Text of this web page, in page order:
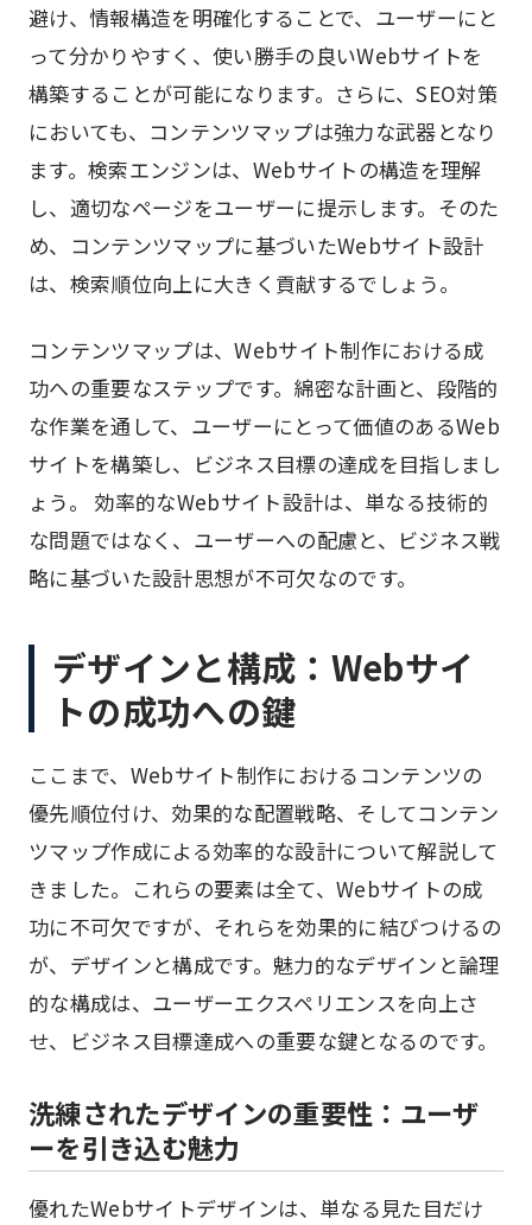
避け、情報構造を明確化することで、ユーザーにと
って分かりやすく、使い勝手の良いWebサイトを
構築することが可能になります。さらに、SEO対策
においても、コンテンツマップは強力な武器となり
ます。検索エンジンは、Webサイトの構造を理解
し、適切なページをユーザーに提示します。そのた
め、コンテンツマップに基づいたWebサイト設計
は、検索順位向上に大きく貢献するでしょう。
コンテンツマップは、Webサイト制作における成
功への重要なステップです。綿密な計画と、段階的
な作業を通して、ユーザーにとって価値のあるWeb
サイトを構築し、ビジネス目標の達成を目指しまし
ょう。 効率的なWebサイト設計は、単なる技術的
な問題ではなく、ユーザーへの配慮と、ビジネス戦
略に基づいた設計思想が不可欠なのです。
デザインと構成：Webサイ
トの成功への鍵
ここまで、Webサイト制作におけるコンテンツの
優先順位付け、効果的な配置戦略、そしてコンテン
ツマップ作成による効率的な設計について解説して
きました。これらの要素は全て、Webサイトの成
功に不可欠ですが、それらを効果的に結びつけるの
が、デザインと構成です。魅力的なデザインと論理
的な構成は、ユーザーエクスペリエンスを向上さ
せ、ビジネス目標達成への重要な鍵となるのです。
洗練されたデザインの重要性：ユーザ
ーを引き込む魅力
優れたWebサイトデザインは、単なる見た目だけ